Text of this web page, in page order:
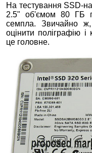
На тестування SSD-
2.5" об'ємом 80 ГБ
семпла. Звичайно
оцінити поліграфію
це головне.